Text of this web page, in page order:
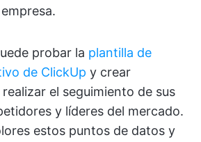
probar la plantilla de
de ClickUp y crear
el seguimiento de sus
y líderes del mercado.
estos puntos de datos y